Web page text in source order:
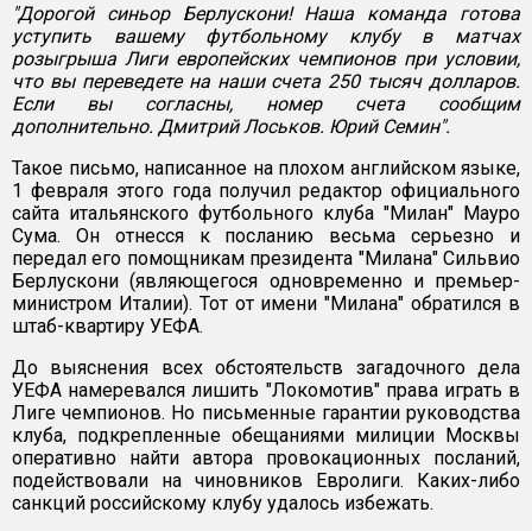
"Дорогой синьор Берлускони! Наша команда готова
уступить вашему футбольному клубу в матчах
розыгрыша Лиги европейских чемпионов при условии,
что вы переведете на наши счета 250 тысяч долларов.
Если вы согласны, номер счета сообщим
дополнительно. Дмитрий Лоськов. Юрий Семин".
Такое письмо, написанное на плохом английском языке,
1 февраля этого года получил редактор официального
сайта итальянского футбольного клуба "Милан" Мауро
Сума. Он отнесся к посланию весьма серьезно и
передал его помощникам президента "Милана" Сильвио
Берлускони (являющегося одновременно и премьер-
министром Италии). Тот от имени "Милана" обратился в
штаб-квартиру УЕФА.
До выяснения всех обстоятельств загадочного дела
УЕФА намеревался лишить "Локомотив" права играть в
Лиге чемпионов. Но письменные гарантии руководства
клуба, подкрепленные обещаниями милиции Москвы
оперативно найти автора провокационных посланий,
подействовали на чиновников Евролиги. Каких-либо
санкций российскому клубу удалось избежать.